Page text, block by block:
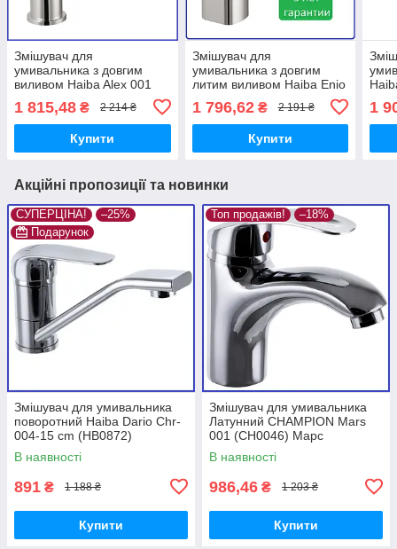
Змішувач для
умивальника з довгим
виливом Haiba Alex 001
1 815,48 ₴ 2 214 ₴
Купити
Змішувач для
умивальника з довгим
литим виливом Haiba Enio
1 796,62₴ 2 191 ₴
Купити
1
Акційні пропозиції та новинки
СУПЕРЦІНА!
–25%
Подарунок
Змішувач для умивальника
поворотний Haiba Dario Chr-
004-15 cm (HB0872)
В наявності
891 ₴ 1 188 ₴
Купити
Топ продажів! –18%
Змішувач для умивальника
Латунний CHAMPION Mars
001 (CH0046) Марс
В наявності
986,46 ₴ 1 203 ₴
Купити